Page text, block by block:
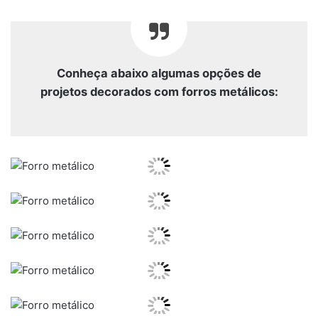
Conheça abaixo algumas opções de
projetos decorados com forros metálicos: